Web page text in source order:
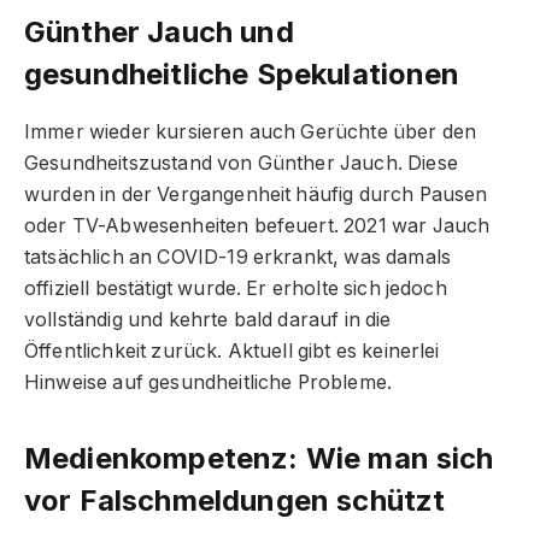
Günther Jauch und
gesundheitliche Spekulationen
Immer wieder kursieren auch Gerüchte über den
Gesundheitszustand von Günther Jauch. Diese
wurden in der Vergangenheit häufig durch Pausen
oder TV-Abwesenheiten befeuert. 2021 war Jauch
tatsächlich an COVID-19 erkrankt, was damals
offiziell bestätigt wurde. Er erholte sich jedoch
vollständig und kehrte bald darauf in die
Öffentlichkeit zurück. Aktuell gibt es keinerlei
Hinweise auf gesundheitliche Probleme.
Medienkompetenz: Wie man sich
vor Falschmeldungen schützt